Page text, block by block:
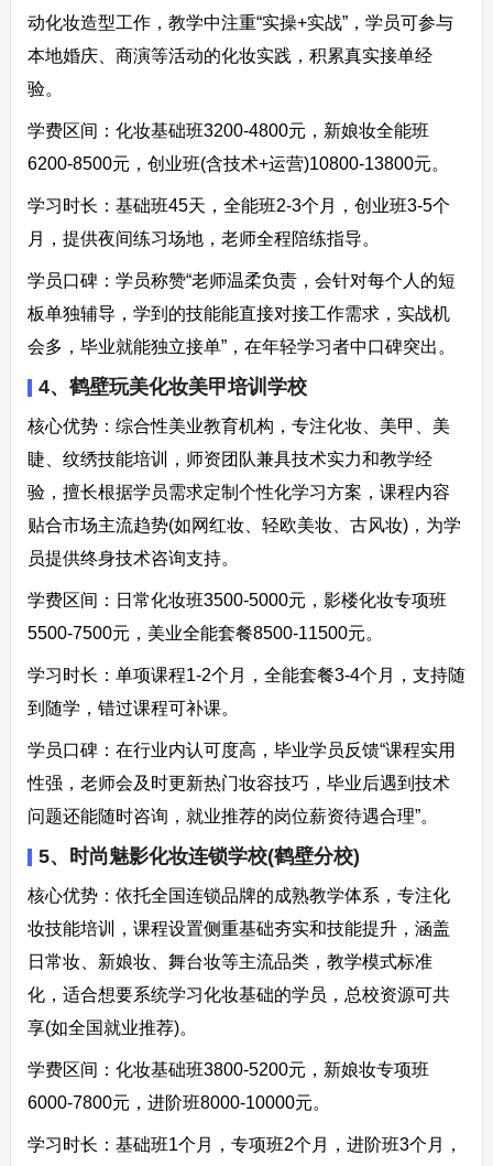
动化妆造型工作，教学中注重“实操+实战”，学员可参与
本地婚庆、商演等活动的化妆实践，积累真实接单经
验。​
学费区间：化妆基础班3200-4800元，新娘妆全能班
6200-8500元，创业班(含技术+运营)10800-13800元。​
学习时长：基础班45天，全能班2-3个月，创业班3-5个
月，提供夜间练习场地，老师全程陪练指导。​
学员口碑：学员称赞“老师温柔负责，会针对每个人的短
板单独辅导，学到的技能能直接对接工作需求，实战机
会多，毕业就能独立接单”，在年轻学习者中口碑突出。​
4、鹤壁玩美化妆美甲培训学校​
核心优势：综合性美业教育机构，专注化妆、美甲、美
睫、纹绣技能培训，师资团队兼具技术实力和教学经
验，擅长根据学员需求定制个性化学习方案，课程内容
贴合市场主流趋势(如网红妆、轻欧美妆、古风妆)，为学
员提供终身技术咨询支持。​
学费区间：日常化妆班3500-5000元，影楼化妆专项班
5500-7500元，美业全能套餐8500-11500元。​
学习时长：单项课程1-2个月，全能套餐3-4个月，支持随
到随学，错过课程可补课。​
学员口碑：在行业内认可度高，毕业学员反馈“课程实用
性强，老师会及时更新热门妆容技巧，毕业后遇到技术
问题还能随时咨询，就业推荐的岗位薪资待遇合理”。​
5、时尚魅影化妆连锁学校(鹤壁分校)​
核心优势：依托全国连锁品牌的成熟教学体系，专注化
妆技能培训，课程设置侧重基础夯实和技能提升，涵盖
日常妆、新娘妆、舞台妆等主流品类，教学模式标准
化，适合想要系统学习化妆基础的学员，总校资源可共
享(如全国就业推荐)。​
学费区间：化妆基础班3800-5200元，新娘妆专项班
6000-7800元，进阶班8000-10000元。​
学习时长：基础班1个月，专项班2个月，进阶班3个月，